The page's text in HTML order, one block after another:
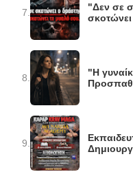
7.
"Δεν σε
8.
"Η
9.